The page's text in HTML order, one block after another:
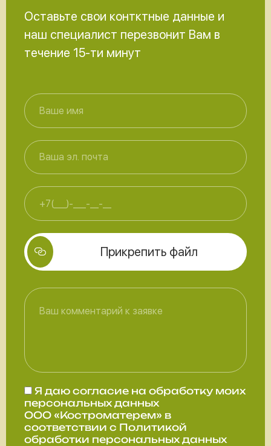
Оставьте свои контктные данные и
наш специалист перезвонит Вам в
течение 15-ти минут
Прикрепить файл
Я даю согласие на обработку моих
персональных данных
ООО «Костроматерем» в
соответствии с Политикой
обработки персональных данных